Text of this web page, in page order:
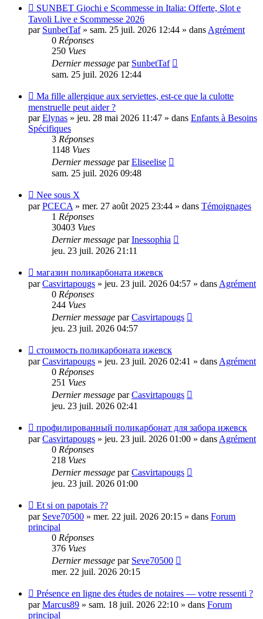
Nouveau
message
SUNBET Giochi e Scommesse in Italia: Offerte, Slot e
Tavoli Live e Scommesse 2026
par SunbetTaf» sam. 25 juil. 2026 12:44 » dans Agrément
0 Réponses
250 Vues
Dernier message par SunbetTaf
sam. 25 juil. 2026 12:44
Nouveau
message
Ma fille allergique aux serviettes, est-ce que la culotte
menstruelle peut aider ?
parElynas » jeu. 28 mai 2026 11:47 » dans Enfants à Besoins
Spécifiques
3 Réponses
1148 Vues
Dernier message parEliseelise
sam. 25 juil. 2026 09:48
Nouveau
message
Nee sous X
parPCECA » mer. 27 août 2025 23:44 » dans Témoignages
1 Réponses
30403 Vues
Dernier message parInessophia
jeu. 23 juil. 2026 21:11
Nouveau
message
магазин поликарбоната ижевск
parCasvirtapougs » jeu. 23 juil. 2026 04:57 » dans Agrément
0 Réponses
244 Vues
Dernier message parCasvirtapougs
jeu. 23 juil. 2026 04:57
Nouveau
message
стоимость поликарбоната ижевск
parCasvirtapougs » jeu. 23 juil. 2026 02:41 » dans Agrément
0 Réponses
251 Vues
Dernier message parCasvirtapougs
jeu. 23 juil. 2026 02:41
Nouveau
message
профилированный поликарбонат для забора ижевск
parCasvirtapougs » jeu. 23 juil. 2026 01:00 » dans Agrément
0 Réponses
218 Vues
Dernier message parCasvirtapougs
jeu. 23 juil. 2026 01:00
Nouveau
message
Et si on papotais ??
par Seve70500 » mer. 22 juil. 2026 20:15 » dans Forum
principal
0 Réponses
376 Vues
Dernier message par Seve70500
mer. 22 juil. 2026 20:15
Nouveau
message
Présence en ligne des études de notaires — votre ressenti ?
parMarcus89 » sam. 18 juil. 2026 22:10 » dans Forum
principal